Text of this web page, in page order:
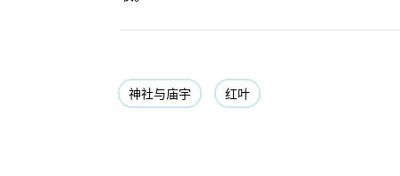
神社与庙宇 红叶